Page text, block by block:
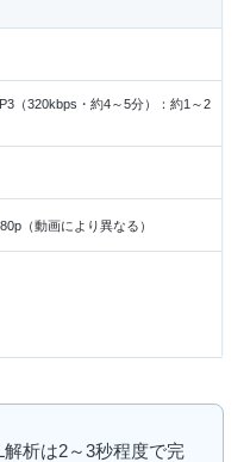
（320kbps・約4～5分）：約1～2
（動画により異なる）
解析は2～3秒程度で完